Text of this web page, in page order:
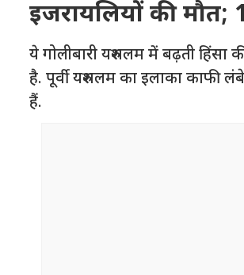
इजरायलियों की मौत;
ये गोलीबारी यरुशलम में बढ़ती
है. पूर्वी यरुशलम का इलाका काफी
हैं.